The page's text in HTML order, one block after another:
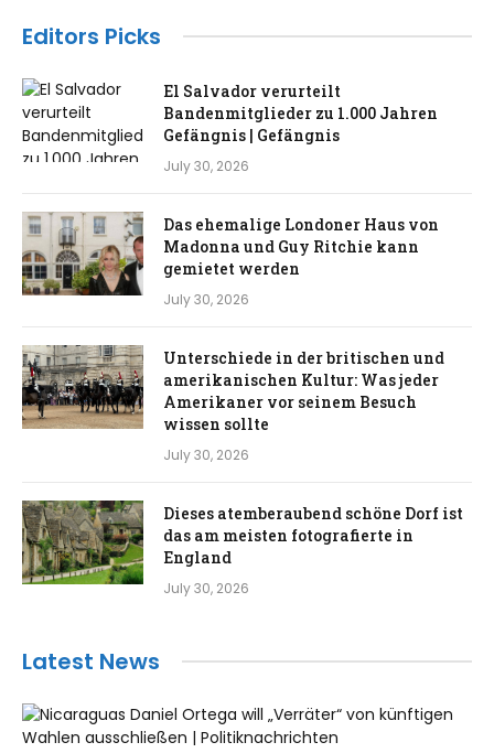
Editors Picks
El Salvador verurteilt
Bandenmitglieder zu 1.000 Jahren
Gefängnis | Gefängnis
July 30, 2026
Das ehemalige Londoner Haus von
Madonna und Guy Ritchie kann
gemietet werden
July 30, 2026
Unterschiede in der britischen und
amerikanischen Kultur: Was jeder
Amerikaner vor seinem Besuch
wissen sollte
July 30, 2026
Dieses atemberaubend schöne Dorf ist
das am meisten fotografierte in
England
July 30, 2026
Latest News